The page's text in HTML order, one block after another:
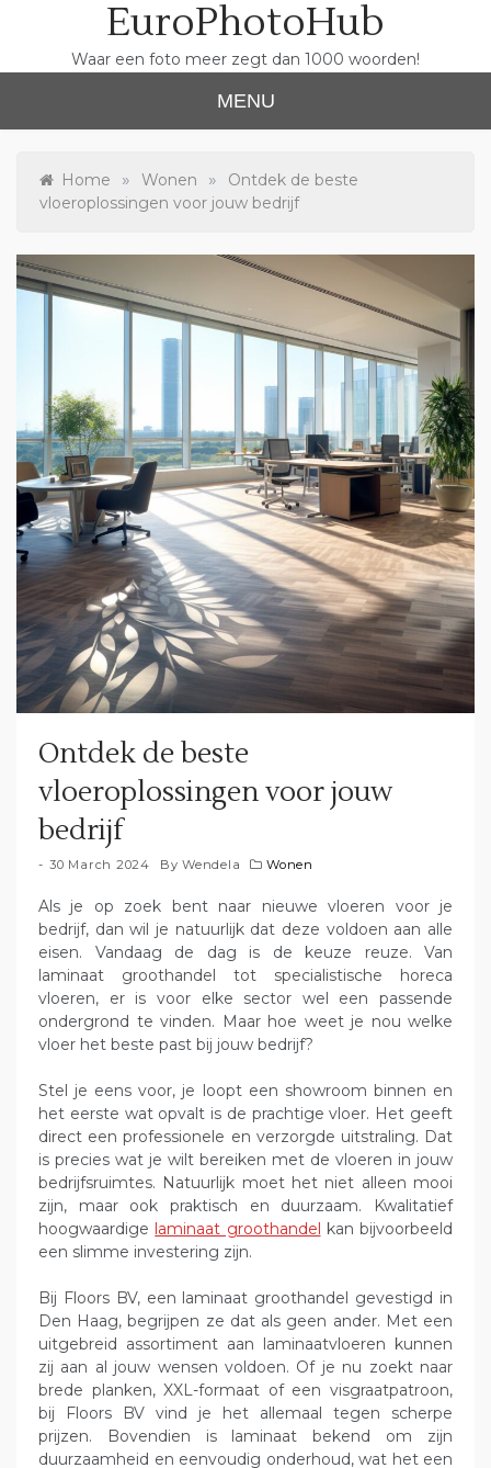
EuroPhotoHub
Waar een foto meer zegt dan 1000 woorden!
MENU
Home » Wonen »
Ontdek de beste
vloeroplossingen voor jouw bedrijf
Ontdek de beste
vloeroplossingen voor jouw
bedrijf
30 March 2024 ByWendela Wonen
Als je op zoek bent naar nieuwe vloeren voor je
bedrijf, dan wil je natuurlijk dat deze voldoen aan alle
eisen. Vandaag de dag is de keuze reuze. Van
laminaat groothandel tot specialistische horeca
vloeren, er is voor elke sector wel een passende
ondergrond te vinden. Maar hoe weet je nou welke
vloer het beste past bij jouw bedrijf?
Stel je eens voor, je loopt een showroom binnen en
het eerste wat opvalt is de prachtige vloer. Het geeft
direct een professionele en verzorgde uitstraling. Dat
is precies wat je wilt bereiken met de vloeren in jouw
bedrijfsruimtes. Natuurlijk moet het niet alleen mooi
zijn, maar ook praktisch en duurzaam. Kwalitatief
hoogwaardige laminaat groothandel kan bijvoorbeeld
een slimme investering zijn.
Bij Floors BV, een laminaat groothandel gevestigd in
Den Haag, begrijpen ze dat als geen ander. Met een
uitgebreid assortiment aan laminaatvloeren kunnen
zij aan al jouw wensen voldoen. Of je nu zoekt naar
brede planken, XXL-formaat of een visgraatpatroon,
bij Floors BV vind je het allemaal tegen scherpe
prijzen. Bovendien is laminaat bekend om zijn
duurzaamheid en eenvoudig onderhoud, wat het een